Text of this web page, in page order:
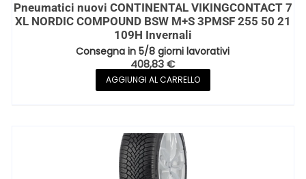
Pneumatici nuovi CONTINENTAL VIKINGCONTACT 7
XL NORDIC COMPOUND BSW M+S 3PMSF 255 50 21
109H Invernali
Consegna in 5/8 giorni lavorativi
408,83€
AGGIUNGI AL CARRELLO